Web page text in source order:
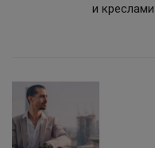
и